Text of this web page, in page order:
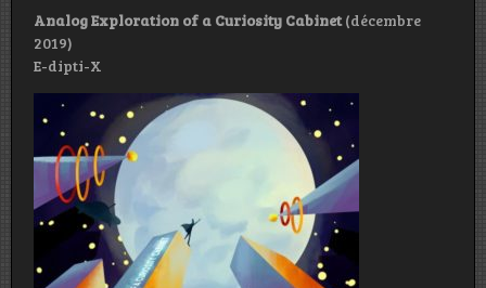
Analog Exploration of a Curiosity Cabinet(décembre
2019)
E-dipti-X